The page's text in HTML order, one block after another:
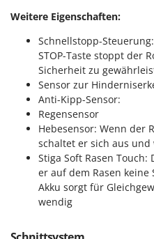
Weitere Eigenschaften:
Schnellstopp-
STOP-Taste stoppt der
Sicherheit zu
Sensor zur
Anti-Kipp-Sensor:
Regensensor
Hebesensor: Wenn der
schaltet er sich aus
Stiga Soft Rasen
er auf dem Rasen
Akku sorgt für
wendig